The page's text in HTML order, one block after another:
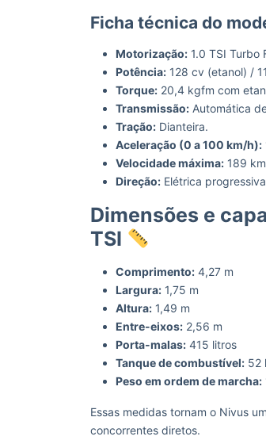
Ficha técnica do
Motorização: 1.0 TSI Turbo
Potência: 128 cv (etanol) /
Torque: 20,4 kgfm com
Transmissão: Automática
Tração: Dianteira.
Aceleração (0 a 100 km/h):
Velocidade máxima: 189
Direção: Elétrica
Dimensões e
TSI
Comprimento: 4,27 m
Largura: 1,75 m
Altura: 1,49 m
Entre-eixos: 2,56 m
Porta-malas: 415 litros
Tanque de combustível: 52
Peso em ordem de marcha:
Essas medidas tornam o Nivus
concorrentes diretos.